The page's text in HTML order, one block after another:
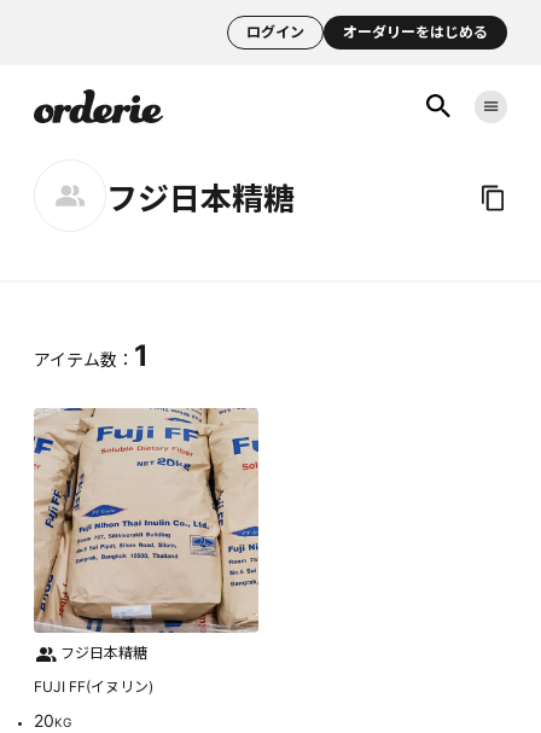
ログイン オーダリーをはじめる
フジ日本精糖
アイテム数： 1
フジ日本精糖
FUJI FF(イヌリン)
20KG